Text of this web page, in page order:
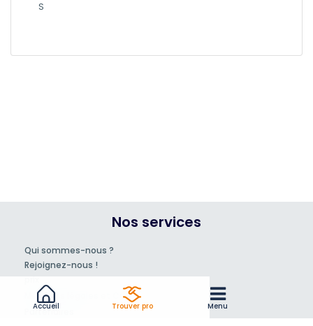
Accueil Trouver pro Menu
Nos services
Qui sommes-nous ?
Rejoignez-nous !
prix
Mentions légales et CGV
Partenaires